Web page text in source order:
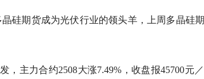
硅期货成为光伏行业的领头羊，上周多晶硅
，主力合约2508大涨7.49%，收盘报45700元